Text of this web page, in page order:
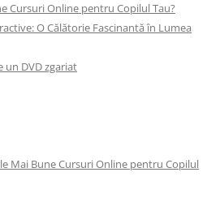
Cursuri Online pentru Copilul Tau?
O Călătorie Fascinantă în Lumea
un DVD zgariat
Mai Bune Cursuri Online pentru Copilul